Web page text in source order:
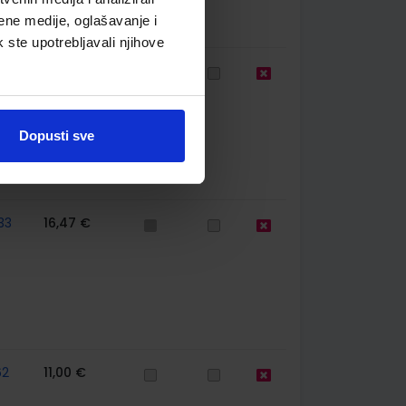
medije, oglašavanje i
ste upotrebljavali njihove
Dopusti sve
16,47 €
11,00 €